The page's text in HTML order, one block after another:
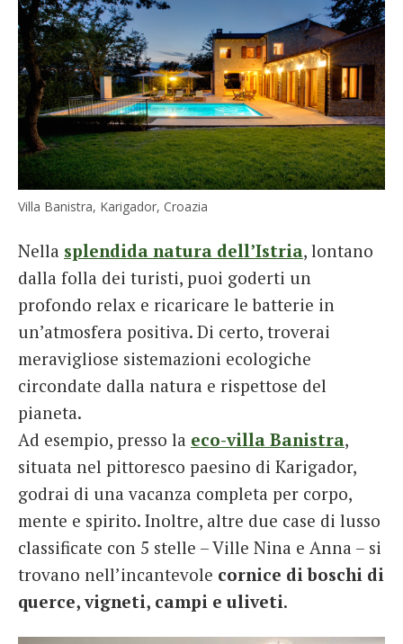
Villa Banistra, Karigador, Croazia
Nella splendida natura dell’Istria, lontano
dalla folla dei turisti, puoi goderti un
profondo relax e ricaricare le batterie in
un’atmosfera positiva. Di certo, troverai
meravigliose sistemazioni ecologiche
circondate dalla natura e rispettose del
pianeta.
Ad esempio, presso la eco-villa Banistra,
situata nel pittoresco paesino di Karigador,
godrai di una vacanza completa per corpo,
mente e spirito. Inoltre, altre due case di lusso
classificate con 5 stelle – Ville Nina e Anna – si
trovano nell’incantevole cornice di boschi di
querce, vigneti, campi e uliveti.